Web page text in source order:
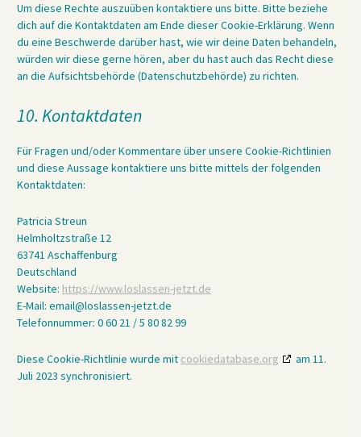
Um diese Rechte auszuüben kontaktiere uns bitte. Bitte beziehe
dich auf die Kontaktdaten am Ende dieser Cookie-Erklärung. Wenn
du eine Beschwerde darüber hast, wie wir deine Daten behandeln,
würden wir diese gerne hören, aber du hast auch das Recht diese
an die Aufsichtsbehörde (Datenschutzbehörde) zu richten.
10. Kontaktdaten
Für Fragen und/oder Kommentare über unsere Cookie-Richtlinien
und diese Aussage kontaktiere uns bitte mittels der folgenden
Kontaktdaten:
Patricia Streun
Helmholtzstraße 12
63741 Aschaffenburg
Deutschland
Website: https://www.loslassen-jetzt.de
E-Mail: email@loslassen-jetzt.de
Telefonnummer: 0 60 21 / 5 80 82 99
Diese Cookie-Richtlinie wurde mit cookiedatabase.org
am 11.
Juli 2023 synchronisiert.